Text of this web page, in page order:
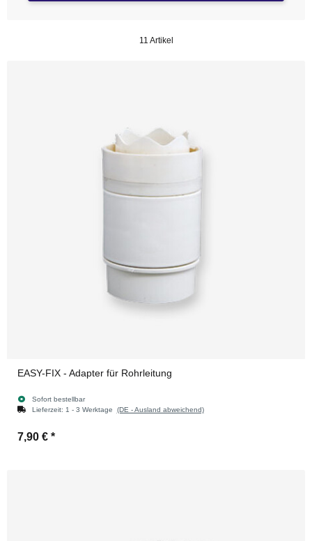
11 Artikel
EASY-FIX - Adapter für Rohrleitung
Sofort bestellbar
Lieferzeit: 1 - 3 Werktage (DE - Ausland abweichend)
7,90 € *